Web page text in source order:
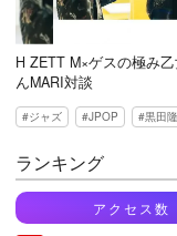
H ZETT M×ゲスの極み
んMARI対談
ジャズ JPOP 黒田
ランキング
アクセス数